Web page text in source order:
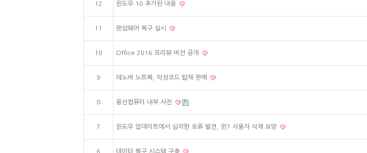
12 윈도우 10 추가된 내용
11 랜섬웨어 복구 실시
10 Office 2016 프리뷰 버전 공개
9 레노버 노트북, 악성코드 탑재 판매
8 용산컴퓨터 내부 사진
7 윈도우 업데이트에서 심각한 오류 발견, 윈7 사용자 삭제 요망
6 데이타 복구 시스템 구축